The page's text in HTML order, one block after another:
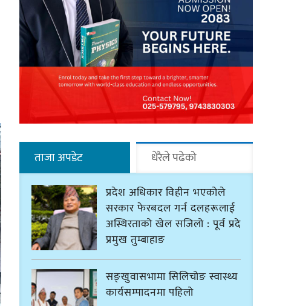
ताजा अपडेट धेरैले पढेको
प्रदेश अधिकार विहीन भएकोले
सरकार फेरबदल गर्न दलहरूलाई
अस्थिरताको खेल सजिलो : पूर्व प्रदेश
प्रमुख तुम्बाहाङ
सङ्खुवासभामा सिलिचोङ स्वास्थ्य
कार्यसम्पादनमा पहिलो